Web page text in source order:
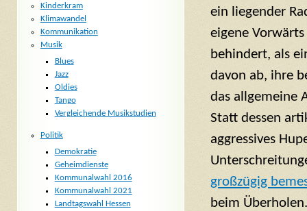
ein liegender
eigene
behindert, als
davon ab, ihre
das allgemeine
Statt dessen
aggressives
großzügig
beim Überholen.
Kinderkram
Klimawandel
Kommunikation
Musik
Blues
Jazz
Oldies
Tango
Vergleichende Musikstudien
Politik
Demokratie
Geheimdienste
Kommunalwahl 2016
Kommunalwahl 2021
Landtagswahl Hessen